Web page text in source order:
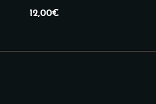
12,00€